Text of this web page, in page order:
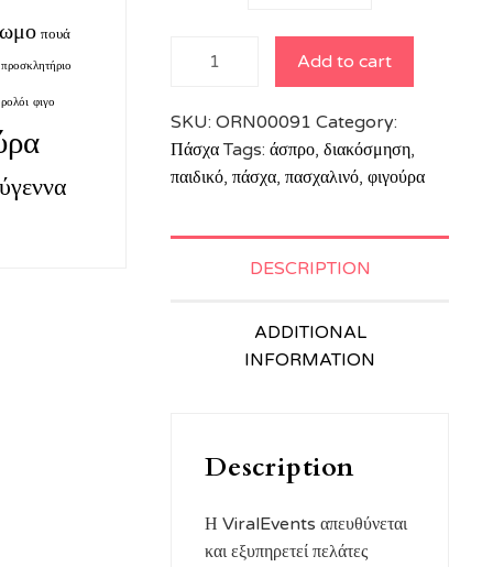
αυγό με
ευχή για
τον
ORN00091
Add to cart
SKU: ORN00091 Category:
Πάσχα Tags: άσπρο, διακόσμηση,
παιδικό, πάσχα, πασχαλινό, φιγούρα
DESCRIPTION
ADDITIONAL
INFORMATION
Description
Η ViralEvents απευθύνεται
και εξυπηρετεί πελάτες
πουά
προσκλητήριο
ρολόι φιγο